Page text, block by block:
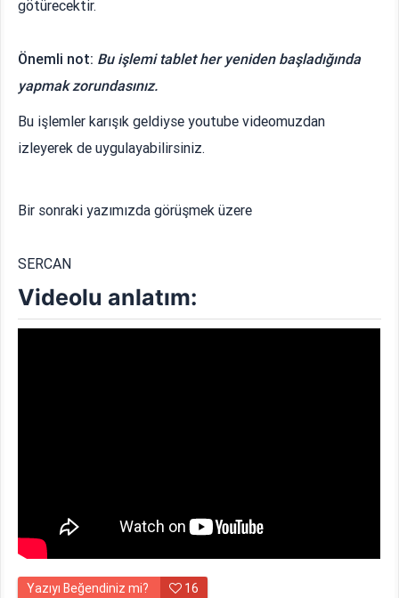
götürecektir.
Önemli not: Bu işlemi tablet her yeniden başladığında
yapmak zorundasınız.
Bu işlemler karışık geldiyse youtube videomuzdan
izleyerek de uygulayabilirsiniz.
Bir sonraki yazımızda görüşmek üzere
SERCAN
Videolu anlatım:
Yazıyı Beğendiniz mi? 16